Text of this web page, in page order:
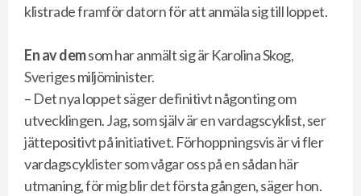
klistrade framför datorn för att anmäla sig till loppet.
En av demsom har anmält sig är Karolina Skog,
Sveriges miljöminister.
– Det nya loppet säger definitivt någonting om
utvecklingen. Jag, som själv är en vardagscyklist, ser
jättepositivt på initiativet. Förhoppningsvis är vi fler
vardagscyklister som vågar oss på en sådan här
utmaning, för mig blir det första gången, säger hon.